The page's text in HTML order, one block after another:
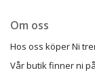
Om oss
Hos oss köper Ni
Vår butik finner ni